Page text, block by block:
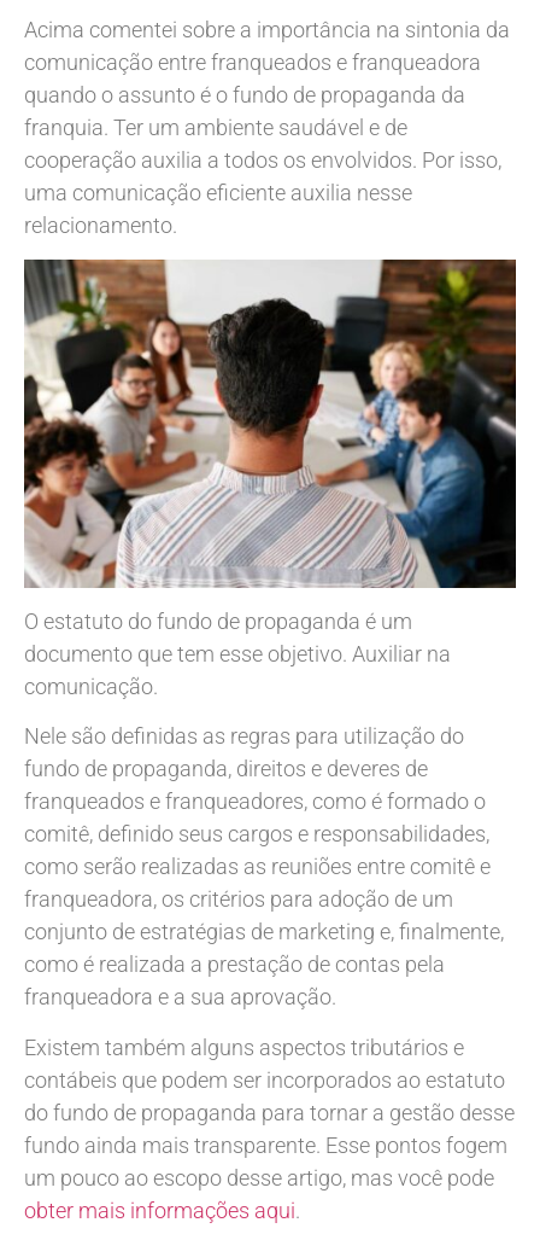
Acima comentei sobre a importância na sintonia da
comunicação entre franqueados e franqueadora
quando o assunto é o fundo de propaganda da
franquia. Ter um ambiente saudável e de
cooperação auxilia a todos os envolvidos. Por isso,
uma comunicação eficiente auxilia nesse
relacionamento.
O estatuto do fundo de propaganda é um
documento que tem esse objetivo. Auxiliar na
comunicação.
Nele são definidas as regras para utilização do
fundo de propaganda, direitos e deveres de
franqueados e franqueadores, como é formado o
comitê, definido seus cargos e responsabilidades,
como serão realizadas as reuniões entre comitê e
franqueadora, os critérios para adoção de um
conjunto de estratégias de marketing e, finalmente,
como é realizada a prestação de contas pela
franqueadora e a sua aprovação.
Existem também alguns aspectos tributários e
contábeis que podem ser incorporados ao estatuto
do fundo de propaganda para tornar a gestão desse
fundo ainda mais transparente. Esse pontos fogem
um pouco ao escopo desse artigo, mas você pode
obter mais informações aqui.